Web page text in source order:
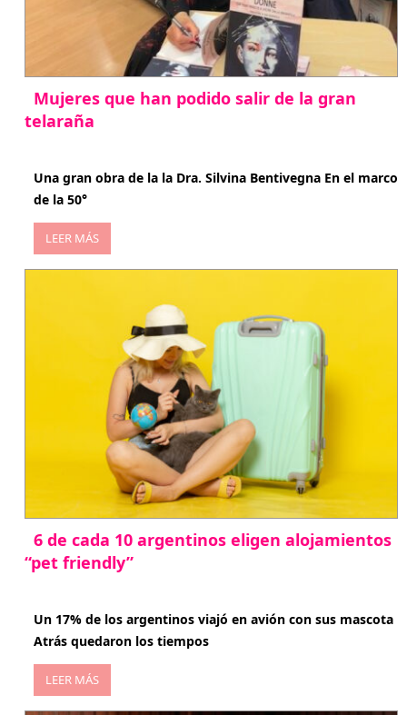
Mujeres que han podido salir de la gran
telaraña
Una gran obra de la la Dra. Silvina Bentivegna En el marco
de la 50°
LEER MÁS
6 de cada 10 argentinos eligen alojamientos
“pet friendly”
Un 17% de los argentinos viajó en avión con sus mascota
Atrás quedaron los tiempos
LEER MÁS